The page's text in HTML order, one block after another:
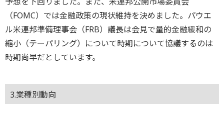
（FOMC）では金融政策の現状維持を決めました。パウエ
ル米連邦準備理事会（FRB）議長は会見で量的金融緩和の
縮小（テーパリング）について時期について協議するのは
時期尚早だとしています。
3.業種別動向